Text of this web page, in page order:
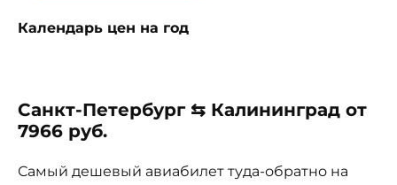
Календарь цен на год
Санкт-Петербург ⇆ Калининград от
7966 руб.
Самый дешевый авиабилет туда-обратно на